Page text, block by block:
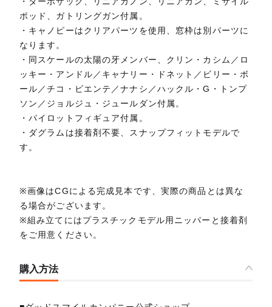
ポッド、ガトリングガン付属。
・キャノピーはクリアパーツを使用、窓枠は別パーツに
なります。
・同スケールの太陽の牙メンバー、クリン・カシム／ロ
ッキー・アンドル／キャナリー・ドネット／ビリー・ボ
ール／チコ・ビエンテ／ナナシ／ハックル・G・トンプ
ソン／ジョルジュ・ジュールダン付属。
・パイロットフィギュア付属。
・ダグラムは接着剤不要、スナップフィットモデルで
す。
※画像はCGによる完成見本です、実際の商品とは異な
る場合がございます。
※組み立てにはプラスチックモデル用ニッパーと接着剤
をご用意ください。
購入方法